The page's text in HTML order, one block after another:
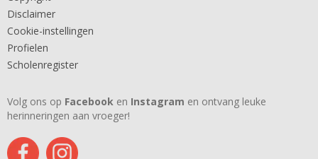
Disclaimer
Cookie-instellingen
Profielen
Scholenregister
Volg ons op Facebook en Instagram en ontvang leuke
herinneringen aan vroeger!